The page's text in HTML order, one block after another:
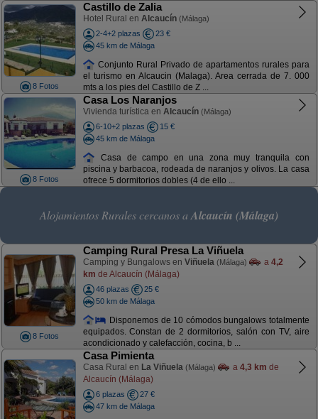
8 Fotos
Castillo de Zalia
Hotel Rural en Alcaucín (Málaga)
2-4+2 plazas
23 €
45 km de Málaga
Conjunto Rural Privado de apartamentos rurales para
el turismo en Alcaucin (Malaga). Area cerrada de 7. 000
mts a los pies del Castillo de Z ...
8 Fotos
Casa Los Naranjos
Vivienda turística en Alcaucín (Málaga)
6-10+2 plazas
15 €
45 km de Málaga
Casa de campo en una zona muy tranquila con
piscina y barbacoa, rodeada de naranjos y olivos. La casa
ofrece 5 dormitorios dobles (4 de ello ...
Alojamientos Rurales cercanos a Alcaucín (Málaga)
8 Fotos
Camping Rural Presa La Viñuela
Camping y Bungalows en Viñuela (Málaga) a 4,2
km de Alcaucín (Málaga)
46 plazas
25 €
50 km de Málaga
Disponemos de 10 cómodos bungalows totalmente
equipados. Constan de 2 dormitorios, salón con TV, aire
acondicionado y calefacción, cocina, b ...
Casa Pimienta
Casa Rural en La Viñuela (Málaga) a 4,3 km de
Alcaucín (Málaga)
6 plazas
27 €
47 km de Málaga